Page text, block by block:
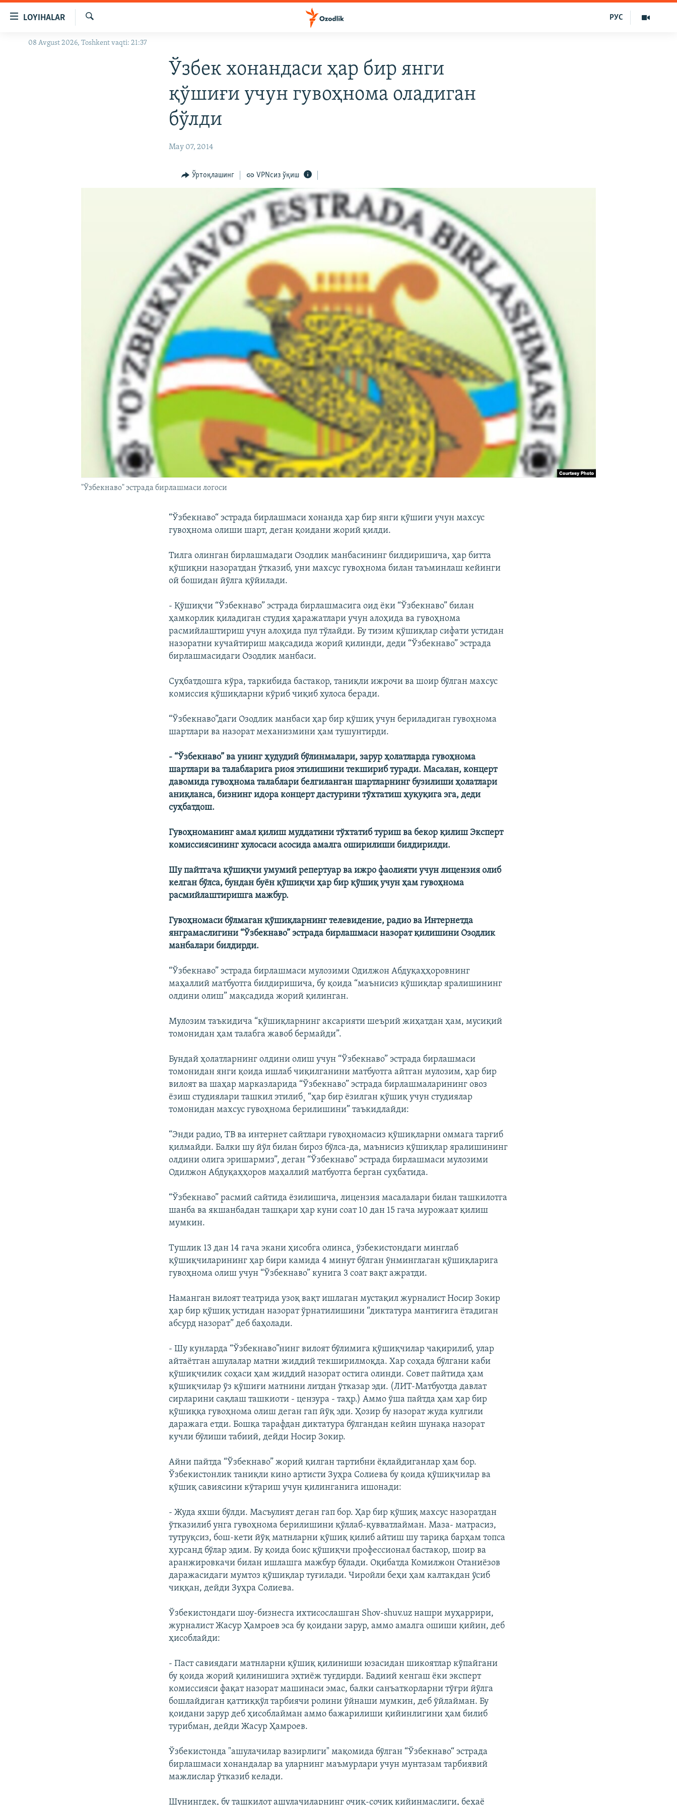
Бош
LOYIHALAR
OZODLIK SURISHTIRUVLARI
Излаш
РУС
08 Avgust 2026, Toshkent vaqti: 21:37
Ўзбек хонандаси ҳар бир янги
қўшиғи учун гувоҳнома оладиган
бўлди
May 07, 2014
Ўртоқлашинг VPNсиз ўқиш
"Ўзбекнаво" эстрада бирлашмаси логоси
“Ўзбекнаво“ эстрада бирлашмаси хонанда ҳар бир янги қўшиғи учун махсус
гувоҳнома олиши шарт, деган қоидани жорий қилди.
Тилга олинган бирлашмадаги Озодлик манбасининг билдиришича, ҳар битта
қўшиқни назоратдан ўтказиб, уни махсус гувоҳнома билан таъминлаш кейинги
ой бошидан йўлга қўйилади.
- Қўшиқчи “Ўзбекнаво” эстрада бирлашмасига оид ëки “Ўзбекнаво” билан
ҳамкорлик қиладиган студия ҳаражатлари учун алоҳида ва гувоҳнома
расмийлаштириш учун алоҳида пул тўлайди. Бу тизим қўшиқлар сифати устидан
назоратни кучайтириш мақсадида жорий қилинди, деди “Ўзбекнаво” эстрада
бирлашмасидаги Озодлик манбаси.
Суҳбатдошга кўра, таркибида бастакор, таниқли ижрочи ва шоир бўлган махсус
комиссия қўшиқларни кўриб чиқиб хулоса беради.
“Ўзбекнаво”даги Озодлик манбаси ҳар бир қўшиқ учун бериладиган гувоҳнома
шартлари ва назорат механизмини ҳам тушунтирди.
- “Ўзбекнаво” ва унинг ҳудудий бўлинмалари, зарур ҳолатларда гувоҳнома
шартлари ва талабларига риоя этилишини текшириб туради. Масалан, концерт
давомида гувоҳнома талаблари белгиланган шартларнинг бузилиши ҳолатлари
аниқланса, бизнинг идора концерт дастурини тўхтатиш ҳуқуқига эга, деди
суҳбатдош.
Гувоҳноманинг амал қилиш муддатини тўхтатиб туриш ва бекор қилиш Эксперт
комиссиясининг хулосаси асосида амалга оширилиши билдирилди.
Шу пайтгача қўшиқчи умумий репертуар ва ижро фаолияти учун лицензия олиб
келган бўлса, бундан буëн қўшиқчи ҳар бир қўшиқ учун ҳам гувоҳнома
расмийлаштиришга мажбур.
Гувоҳномаси бўлмаган қўшиқларнинг телевидение, радио ва Интернетда
янграмаслигини “Ўзбекнаво” эстрада бирлашмаси назорат қилишини Озодлик
манбалари билдирди.
“Ўзбекнаво” эстрада бирлашмаси мулозими Одилжон Абдуқаҳҳоровнинг
маҳаллий матбуотга билдиришича, бу қоида “маънисиз қўшиқлар яралишининг
олдини олиш” мақсадида жорий қилинган.
Мулозим таъкидича “қўшиқларнинг аксарияти шеърий жиҳатдан ҳам, мусиқий
томонидан ҳам талабга жавоб бермайди”.
Бундай ҳолатларнинг олдини олиш учун “Ўзбекнаво” эстрада бирлашмаси
томонидан янги қоида ишлаб чиқилганини матбуотга айтган мулозим, ҳар бир
вилоят ва шаҳар марказларида “Ўзбекнаво” эстрада бирлашмаларининг овоз
ёзиш студиялари ташкил этилиб¸ “ҳар бир ёзилган қўшиқ учун студиялар
томонидан махсус гувоҳнома берилишини” таъкидлайди:
“Энди радио, ТВ ва интернет сайтлари гувоҳномасиз қўшиқларни оммага тарғиб
қилмайди. Балки шу йўл билан бироз бўлса-да, маънисиз қўшиқлар яралишининг
олдини олига эришармиз”, деган “Ўзбекнаво” эстрада бирлашмаси мулозими
Одилжон Абдуқаҳҳоров маҳаллий матбуотга берган суҳбатида.
“Ўзбекнаво” расмий сайтида ëзилишича, лицензия масалалари билан ташкилотга
шанба ва якшанбадан ташқари ҳар куни соат 10 дан 15 гача мурожаат қилиш
мумкин.
Тушлик 13 дан 14 гача экани ҳисобга олинса¸ ўзбекистондаги минглаб
қўшиқчиларининг ҳар бири камида 4 минут бўлган ўнминглаган қўшиқларига
гувоҳнома олиш учун “Ўзбекнаво” кунига 3 соат вақт ажратди.
Наманган вилоят театрида узоқ вақт ишлаган мустақил журналист Носир Зокир
ҳар бир қўшиқ устидан назорат ўрнатилишини “диктатура мантиғига ëтадиган
абсурд назорат” деб баҳолади.
- Шу кунларда “Ўзбекнаво”нинг вилоят бўлимига қўшиқчилар чақирилиб, улар
айтаëтган ашулалар матни жиддий текширилмоқда. Хар соҳада бўлгани каби
қўшиқчилик соҳаси ҳам жиддий назорат остига олинди. Совет пайтида ҳам
қўшиқчилар ўз қўшиғи матнини литдан ўтказар эди. (ЛИТ-Матбуотда давлат
сирларини сақлаш ташкиоти - цензура - таҳр.) Аммо ўша пайтда ҳам ҳар бир
қўшиққа гувоҳнома олиш деган гап йўқ эди. Ҳозир бу назорат жуда кулгили
даражага етди. Бошқа тарафдан диктатура бўлгандан кейин шунақа назорат
кучли бўлиши табиий, дейди Носир Зокир.
Айни пайтда “Ўзбекнаво” жорий қилган тартибни ëқлайдиганлар ҳам бор.
Ўзбекистонлик таниқли кино артисти Зуҳра Солиева бу қоида қўшиқчилар ва
қўшиқ савиясини кўтариш учун қилинганига ишонади:
- Жуда яхши бўлди. Масъулият деган гап бор. Ҳар бир қўшиқ махсус назоратдан
ўтказилиб унга гувоҳнома берилишини қўллаб-қувватлайман. Маза- матрасиз,
тутруқсиз, бош-кети йўқ матнларни қўшиқ қилиб айтиш шу тариқа барҳам топса
ҳурсанд бўлар эдим. Бу қоида боис қўшиқчи профессионал бастакор, шоир ва
аранжировкачи билан ишлашга мажбур бўлади. Оқибатда Комилжон Отаниëзов
даражасидаги мумтоз қўшиқлар туғилади. Чиройли беҳи ҳам калтакдан ўсиб
чиққан, дейди Зуҳра Солиева.
Ўзбекистондаги шоу-бизнесга ихтисослашган Shov-shuv.uz нашри муҳаррири,
журналист Жасур Ҳамроев эса бу қоидани зарур, аммо амалга ошиши қийин, деб
ҳисоблайди:
- Паст савиядаги матнларни қўшиқ қилиниши юзасидан шикоятлар кўпайгани
бу қоида жорий қилинишига эҳтиëж туғдирди. Бадиий кенгаш ëки эксперт
комиссияси фақат назорат машинаси эмас, балки санъаткорларни тўғри йўлга
бошлайдиган қаттиққўл тарбиячи ролини ўйнаши мумкин, деб ўйлайман. Бу
қоидани зарур деб ҳисоблайман аммо бажарилиши қийинлигини ҳам билиб
турибман, дейди Жасур Ҳамроев.
Ўзбекистонда "ашулачилар вазирлиги" мақомида бўлган “Ўзбекнаво“ эстрада
бирлашмаси хонандалар ва уларнинг маъмурлари учун мунтазам тарбиявий
мажлислар ўтказиб келади.
Шунингдек, бу ташкилот ашулачиларнинг очиқ-сочиқ кийинмаслиги, беҳаë